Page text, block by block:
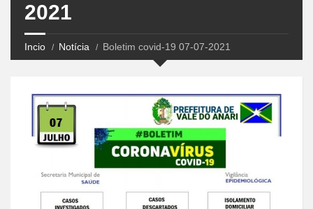
2021
Incio Notícia Boletim covid-19 07-07-2021